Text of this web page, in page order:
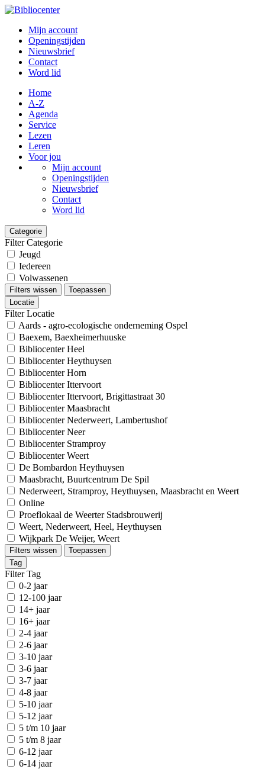
Mijn account
Openingstijden
Nieuwsbrief
Contact
Word lid
Home
A-Z
Agenda
Service
Lezen
Leren
Voor jou
Mijn account
Openingstijden
Nieuwsbrief
Contact
Word lid
Categorie
Filter Categorie
Jeugd
Iedereen
Volwassenen
Filters wissen
Toepassen
Locatie
Filter Locatie
Aards - agro-ecologische onderneming Ospel
Baexem, Baexheimerhuuske
Bibliocenter Heel
Bibliocenter Heythuysen
Bibliocenter Horn
Bibliocenter Ittervoort
Bibliocenter Ittervoort, Brigittastraat 30
Bibliocenter Maasbracht
Bibliocenter Nederweert, Lambertushof
Bibliocenter Neer
Bibliocenter Stramproy
Bibliocenter Weert
De Bombardon Heythuysen
Maasbracht, Buurtcentrum De Spil
Nederweert, Stramproy, Heythuysen, Maasbracht en Weert
Online
Proeflokaal de Weerter Stadsbrouwerij
Weert, Nederweert, Heel, Heythuysen
Wijkpark De Weijer, Weert
Filters wissen
Toepassen
Tag
Filter Tag
0-2 jaar
12-100 jaar
14+ jaar
16+ jaar
2-4 jaar
2-6 jaar
3-10 jaar
3-6 jaar
3-7 jaar
4-8 jaar
5-10 jaar
5-12 jaar
5 t/m 10 jaar
5 t/m 8 jaar
6-12 jaar
6-14 jaar